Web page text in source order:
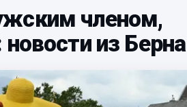
членом,
из Берна